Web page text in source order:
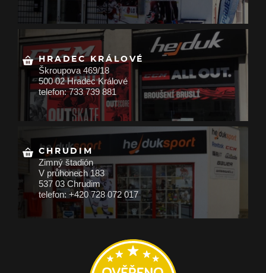
HRADEC KRÁLOVÉ
Škroupova 469/18
500 02 Hradec Králové
telefon: 733 739 881
CHRUDIM
Zimný štadión
V průhonech 183
537 03 Chrudim
telefon: +420 728 072 017